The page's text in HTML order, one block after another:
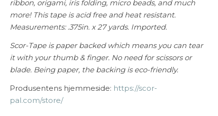
ribbon, origami, iris folding, micro beads, and much
more! This tape is acid free and heat resistant.
Measurements: .375in. x 27 yards. Imported.
Scor-Tape is paper backed which means you can tear
it with your thumb & finger. No need for scissors or
blade. Being paper, the backing is eco-friendly.
Produsentens hjemmeside: https://scor-
pal.com/store/